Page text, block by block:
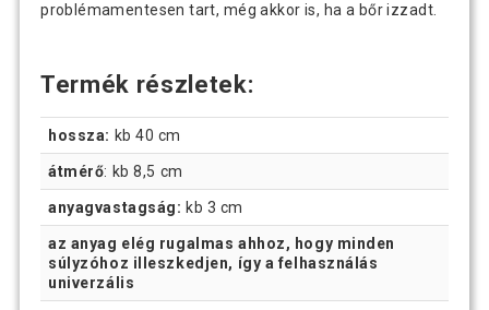
problémamentesen tart, még akkor is, ha a bőr izzadt.
Termék részletek:
hossza: kb 40 cm
átmérő: kb 8,5 cm
anyagvastagság: kb 3 cm
az anyag elég rugalmas ahhoz, hogy minden
súlyzóhoz illeszkedjen, így a felhasználás
univerzális